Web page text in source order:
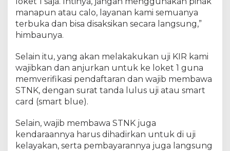
manapun atau calo, layanan kami semuanya
terbuka dan bisa disaksikan secara langsung,”
himbaunya.
Selain itu, yang akan melakakukan uji KIR kami
wajibkan dan anjurkan untuk ke loket 1 guna
memverifikasi pendaftaran dan wajib membawa
STNK, dengan surat tanda lulus uji atau smart
card (smart blue).
Selain, wajib membawa STNK juga
kendaraannya harus dihadirkan untuk di uji
kelayakan, serta pembayarannya juga langsung